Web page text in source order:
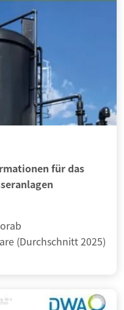
für das
(Durchschnitt 2025)